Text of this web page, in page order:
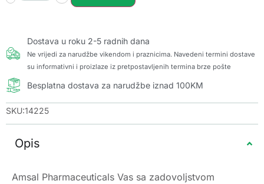
Dostava u roku 2-5 radnih dana
Ne vrijedi za narudžbe vikendom i praznicima. Navedeni termini dostave
su informativni i proizlaze iz pretpostavljenih termina brze pošte
Besplatna dostava za narudžbe iznad 100KM
SKU:14225
Opis
Amsal Pharmaceuticals Vas sa zadovoljstvom